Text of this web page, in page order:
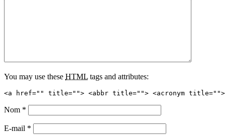
You may use these HTML tags and attributes:
<a href="" title=""> <abbr title=""> <acronym title="">
Nom *
E-mail *